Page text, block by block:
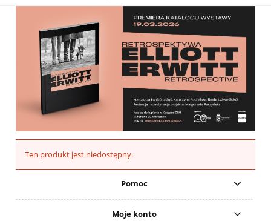
Ten produkt jest niedostępny.
Pomoc
Moje konto